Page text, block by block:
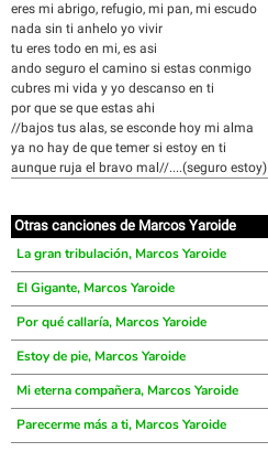
eres mi abrigo, refugio, mi pan, mi escudo
nada sin ti anhelo yo vivir
tu eres todo en mi, es asi
ando seguro el camino si estas conmigo
cubres mi vida y yo descanso en ti
por que se que estas ahi
//bajos tus alas, se esconde hoy mi alma
ya no hay de que temer si estoy en ti
aunque ruja el bravo mal//....(seguro estoy)
Otras canciones de Marcos Yaroide
La gran tribulación, Marcos Yaroide
El Gigante, Marcos Yaroide
Por qué callaría, Marcos Yaroide
Estoy de pie, Marcos Yaroide
Mi eterna compañera, Marcos Yaroide
Parecerme más a ti, Marcos Yaroide